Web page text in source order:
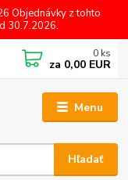
Objednávky z tohto
30.7.2026.
Menu
Hľadať
0 ks
za 0,00 EUR